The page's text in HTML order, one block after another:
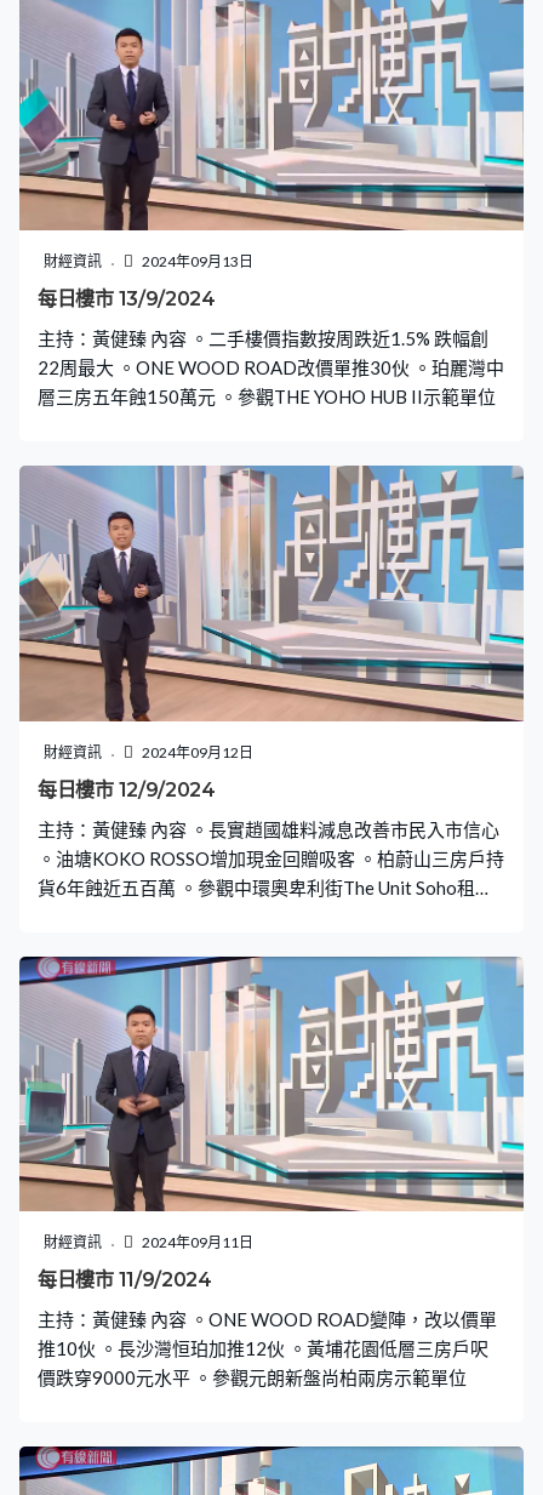
財經資訊 2024年09月13日
每日樓市 13/9/2024
主持：黃健臻 內容 。二手樓價指數按周跌近1.5% 跌幅創
22周最大 。ONE WOOD ROAD改價單推30伙 。珀麗灣中
層三房五年蝕150萬元 。參觀THE YOHO HUB II示範單位
財經資訊 2024年09月12日
每日樓市 12/9/2024
主持：黃健臻 內容 。長實趙國雄料減息改善市民入市信心
。油塘KOKO ROSSO增加現金回贈吸客 。柏蔚山三房戶持
貨6年蝕近五百萬 。參觀中環奧卑利街The Unit Soho租盤
財經資訊 2024年09月11日
每日樓市 11/9/2024
主持：黃健臻 內容 。ONE WOOD ROAD變陣，改以價單
推10伙 。長沙灣恒珀加推12伙 。黃埔花園低層三房戶呎
價跌穿9000元水平 。參觀元朗新盤尚柏兩房示範單位